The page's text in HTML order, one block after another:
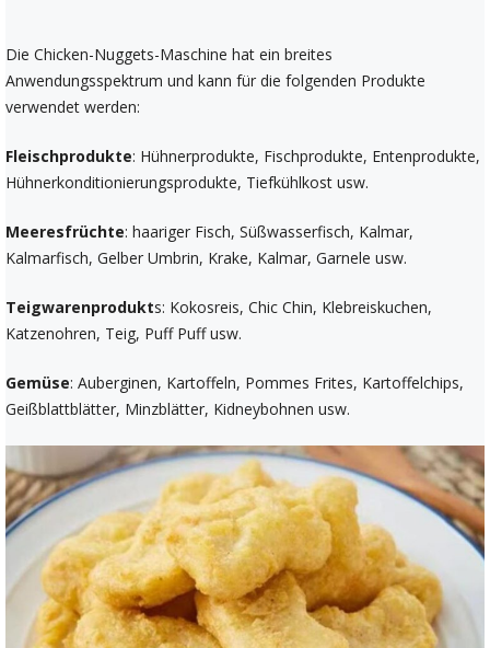
Die Chicken-Nuggets-Maschine hat ein breites
Anwendungsspektrum und kann für die folgenden Produkte
verwendet werden:
Fleischprodukte: Hühnerprodukte, Fischprodukte, Entenprodukte,
Hühnerkonditionierungsprodukte, Tiefkühlkost usw.
Meeresfrüchte: haariger Fisch, Süßwasserfisch, Kalmar,
Kalmarfisch, Gelber Umbrin, Krake, Kalmar, Garnele usw.
Teigwarenprodukts: Kokosreis, Chic Chin, Klebreiskuchen,
Katzenohren, Teig, Puff Puff usw.
Gemüse: Auberginen, Kartoffeln, Pommes Frites, Kartoffelchips,
Geißblattblätter, Minzblätter, Kidneybohnen usw.